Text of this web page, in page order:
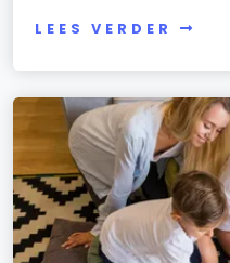
LEES VERDER